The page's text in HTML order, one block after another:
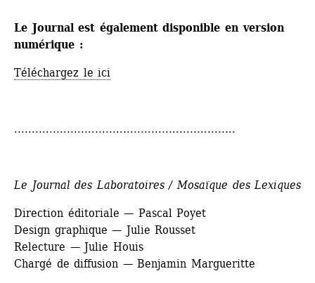
Le Journal est également disponible en version
numérique :
Téléchargez le ici
...............................................................
Le Journal des Laboratoires / Mosaïque des Lexiques
Direction éditoriale — Pascal Poyet
Design graphique — Julie Rousset
Relecture — Julie Houis
Chargé de diffusion — Benjamin Margueritte